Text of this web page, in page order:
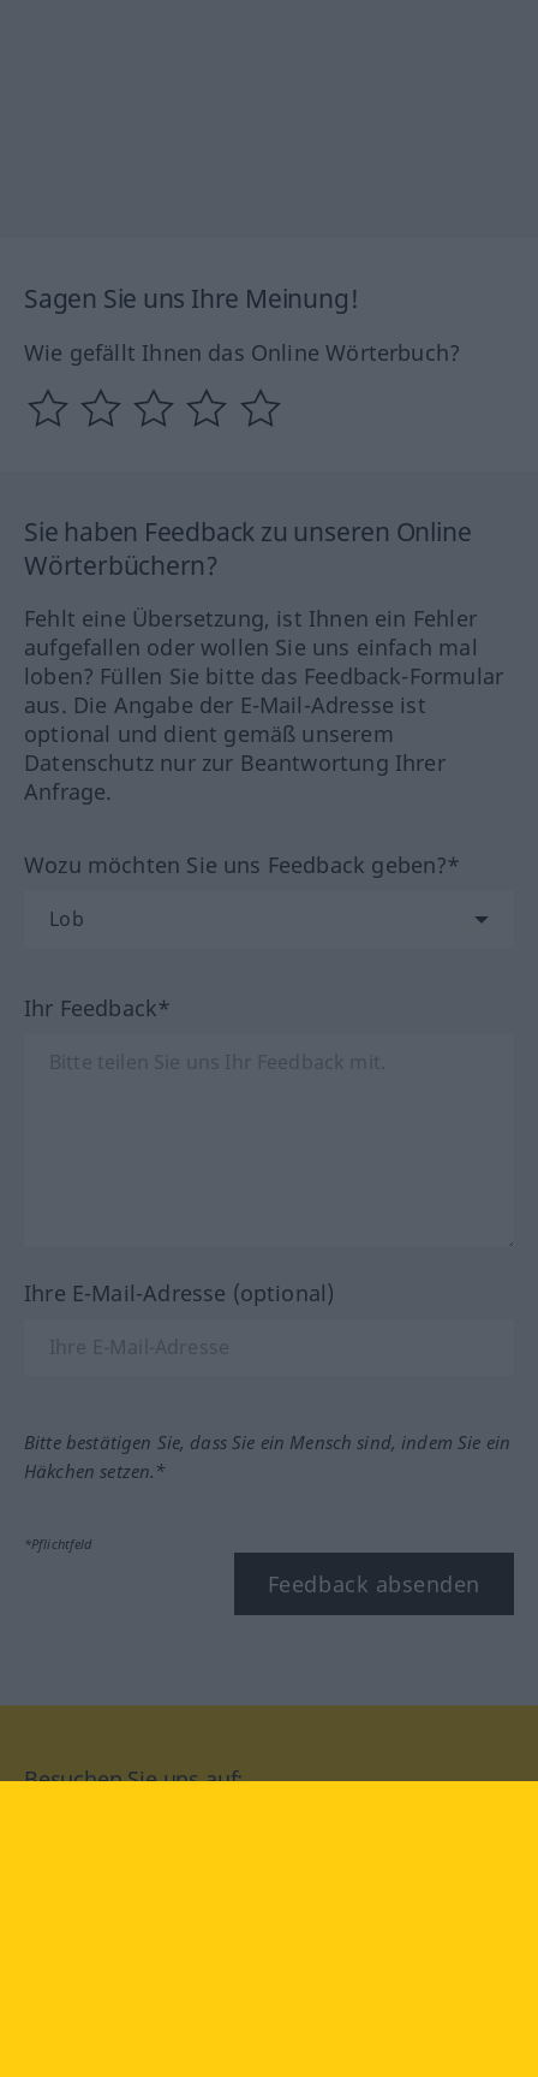
Sagen Sie uns Ihre Meinung!
Wie gefällt Ihnen das Online Wörterbuch?
Sie haben Feedback zu unseren Online
Wörterbüchern?
Fehlt eine Übersetzung, ist Ihnen ein Fehler
aufgefallen oder wollen Sie uns einfach mal
loben? Füllen Sie bitte das Feedback-Formular
aus. Die Angabe der E-Mail-Adresse ist
optional und dient gemäß unserem
Datenschutz nur zur Beantwortung Ihrer
Anfrage.
Wozu möchten Sie uns Feedback geben?*
Ihr Feedback*
Ihre E-Mail-Adresse (optional)
Bitte bestätigen Sie, dass Sie ein Mensch sind, indem Sie ein
Häkchen setzen.*
*Pflichtfeld
Feedback absenden
Besuchen Sie uns auf: